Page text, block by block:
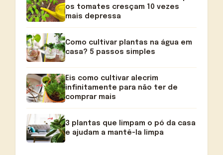
os tomates cresçam 10 vezes
mais depressa
Como cultivar plantas na água em
casa? 5 passos simples
Eis como cultivar alecrim
infinitamente para não ter de
comprar mais
3 plantas que limpam o pó da casa
e ajudam a mantê-la limpa